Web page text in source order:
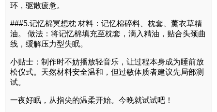
环，驱散疲惫。
###5.记忆棉冥想枕 材料：记忆棉碎料、枕套、薰衣草精
油。 做法：将记忆棉填充至枕套，滴入精油，贴合头颈曲
线，缓解压力型失眠。
小贴士：制作时不妨播放轻音乐，让过程本身成为睡前放
松仪式。天然材料安全温和，但过敏体质者建议先局部测
试。
一夜好眠，从指尖的温柔开始。今晚就试试吧！